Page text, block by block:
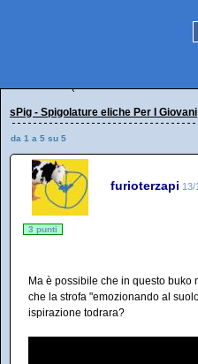
sPig - Spigolature eliche Per I Giovani
da 1 a 5 su 5
furioterzapi 13/
3 punti
Ma è possibile che in questo buko
che la strofa "emozionando al
ispirazione todrara?